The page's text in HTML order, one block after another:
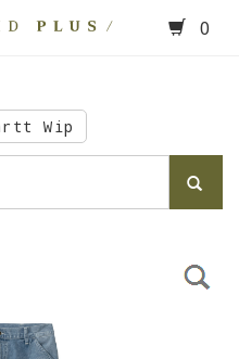
0
Wip